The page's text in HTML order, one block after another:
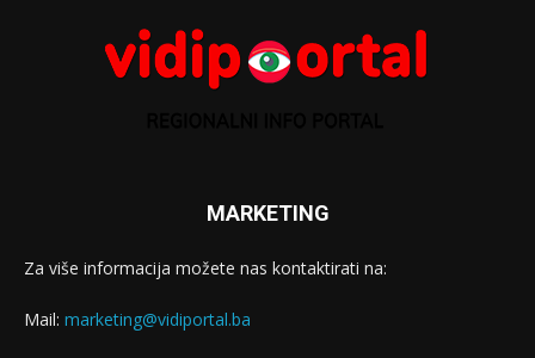
MARKETING
Za više informacija možete nas kontaktirati na:
Mail: marketing@vidiportal.ba